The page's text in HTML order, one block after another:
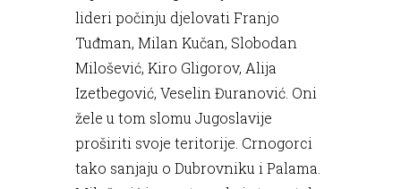
lideri počinju djelovati Franjo
Tuđman, Milan Kučan, Slobodan
Milošević, Kiro Gligorov, Alija
Izetbegović, Veselin Đuranović. Oni
žele u tom slomu Jugoslavije
proširiti svoje teritorije. Crnogorci
tako sanjaju o Dubrovniku i Palama.